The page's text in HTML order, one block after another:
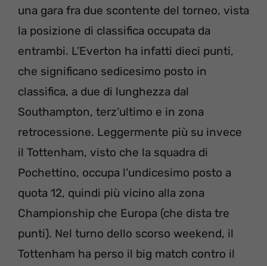
una gara fra due scontente del torneo, vista
la posizione di classifica occupata da
entrambi. L’Everton ha infatti dieci punti,
che significano sedicesimo posto in
classifica, a due di lunghezza dal
Southampton, terz’ultimo e in zona
retrocessione. Leggermente più su invece
il Tottenham, visto che la squadra di
Pochettino, occupa l’undicesimo posto a
quota 12, quindi più vicino alla zona
Championship che Europa (che dista tre
punti). Nel turno dello scorso weekend, il
Tottenham ha perso il big match contro il